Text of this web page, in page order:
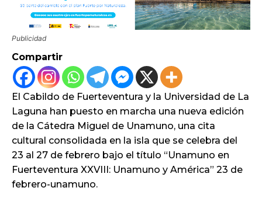
Publicidad
Compartir
El Cabildo de Fuerteventura y la Universidad de La
Laguna han puesto en marcha una nueva edición
de la Cátedra Miguel de Unamuno, una cita
cultural consolidada en la isla que se celebra del
23 al 27 de febrero bajo el título “Unamuno en
Fuerteventura XXVIII: Unamuno y América” 23 de
febrero-unamuno.